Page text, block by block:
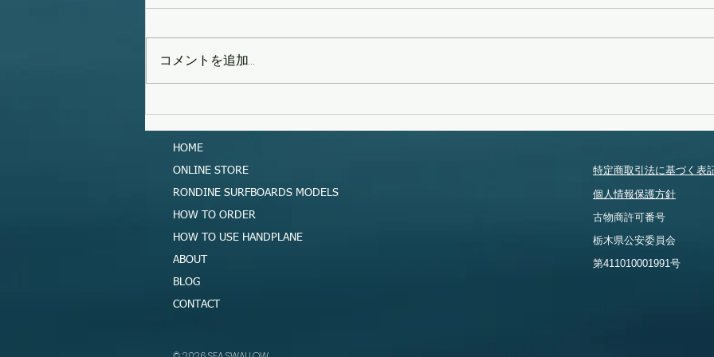
タイフーンスウェル
コメントを追加…
HOME
ONLINE STORE
RONDINE SURFBOARDS MODELS
HOW TO ORDER
HOW TO USE HANDPLANE
ABOUT
BLOG
CONTACT
特定商取引法に基づく表
個人情報保護方針
​古物商許可番号
​栃木県公安委員会
​第411010001991号